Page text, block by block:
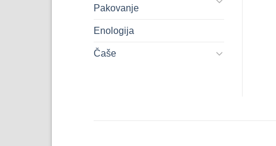
Pakovanje
Enologija
Čaše